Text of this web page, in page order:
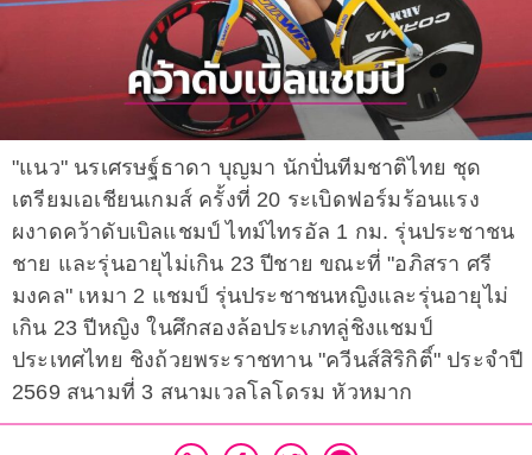
"แนว" นรเศรษฐ์ธาดา บุญมา นักปั่นทีมชาติไทย ชุด
เตรียมเอเชียนเกมส์ ครั้งที่ 20 ระเบิดฟอร์มร้อนแรง
ผงาดคว้าดับเบิลแชมป์ ไทม์ไทรอัล 1 กม. รุ่นประชาชน
ชาย และรุ่นอายุไม่เกิน 23 ปีชาย ขณะที่ "อภิสรา ศรี
มงคล" เหมา 2 แชมป์ รุ่นประชาชนหญิงและรุ่นอายุไม่
เกิน 23 ปีหญิง ในศึกสองล้อประเภทลู่ชิงแชมป์
ประเทศไทย ชิงถ้วยพระราชทาน "ควีนส์สิริกิติ์" ประจำปี
2569 สนามที่ 3 สนามเวลโลโดรม หัวหมาก